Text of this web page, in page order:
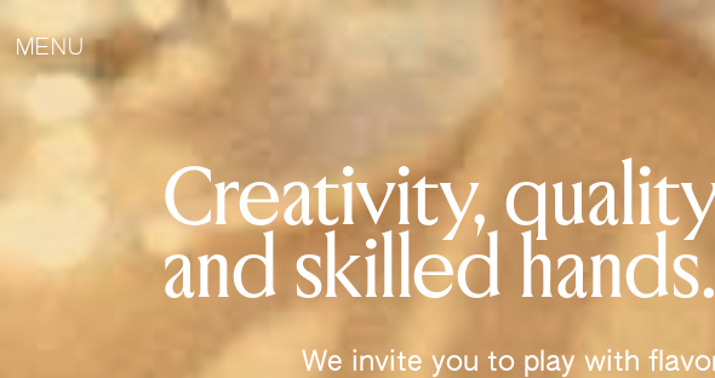
MENU
Creativity,
and skilled hands.
We invite you to play with